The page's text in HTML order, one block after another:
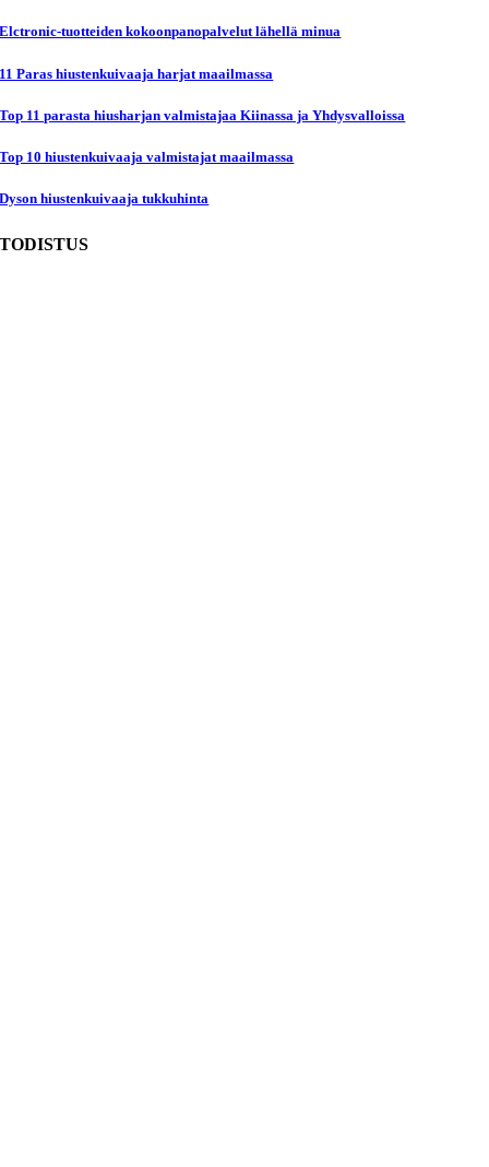
Elctronic-tuotteiden kokoonpanopalvelut lähellä minua
11 Paras hiustenkuivaaja harjat maailmassa
Top 11 parasta hiusharjan valmistajaa Kiinassa ja Yhdysvalloissa
Top 10 hiustenkuivaaja valmistajat maailmassa
Dyson hiustenkuivaaja tukkuhinta
TODISTUS